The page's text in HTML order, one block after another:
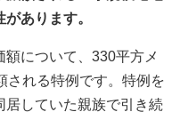
あります。
について、330平方メ
される特例です。特例を
居していた親族で引き続